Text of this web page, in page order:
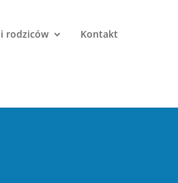
rodziców Kontakt